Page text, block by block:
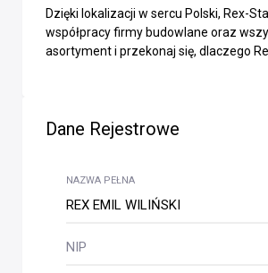
Dzięki lokalizacji w sercu Polski, Rex-
współpracy firmy budowlane oraz
asortyment i przekonaj się, dlaczego
Dane Rejestrowe
NAZWA PEŁNA
REX EMIL WILIŃSKI
NIP